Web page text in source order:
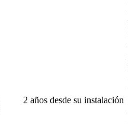
2 años desde su instalación